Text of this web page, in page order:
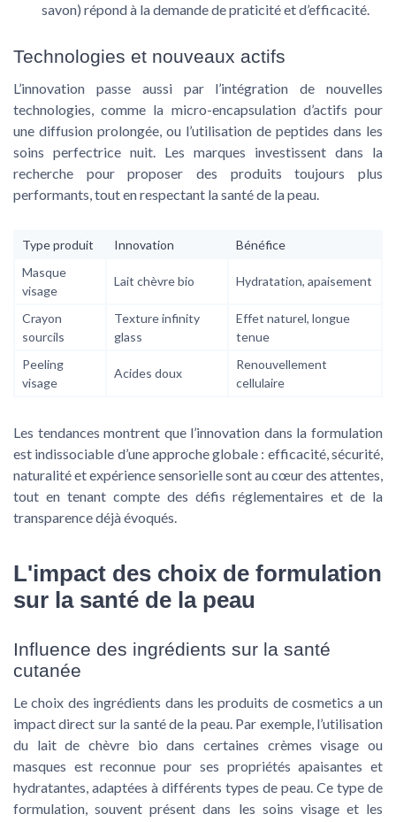
savon) répond à la demande de praticité et d’efficacité.
Technologies et nouveaux actifs
L’innovation passe aussi par l’intégration de nouvelles
technologies, comme la micro-encapsulation d’actifs pour
une diffusion prolongée, ou l’utilisation de peptides dans les
soins perfectrice nuit. Les marques investissent dans la
recherche pour proposer des produits toujours plus
performants, tout en respectant la santé de la peau.
Type produit Innovation
Bénéfice
Masque
visage
Lait chèvre bio Hydratation, apaisement
Crayon
sourcils
Texture infinity
glass
Effet naturel, longue
tenue
Peeling
visage
Acides doux
Renouvellement
cellulaire
Les tendances montrent que l’innovation dans la formulation
est indissociable d’une approche globale : efficacité, sécurité,
naturalité et expérience sensorielle sont au cœur des attentes,
tout en tenant compte des défis réglementaires et de la
transparence déjà évoqués.
L'impact des choix de formulation
sur la santé de la peau
Influence des ingrédients sur la santé
cutanée
Le choix des ingrédients dans les produits decosmetics a un
impact direct sur la santé de la peau. Par exemple, l’utilisation
du lait de chèvre bio dans certaines crèmes visage ou
masques est reconnue pour ses propriétés apaisantes et
hydratantes, adaptées à différents types de peau. Ce type de
formulation, souvent présent dans les soins visageet les